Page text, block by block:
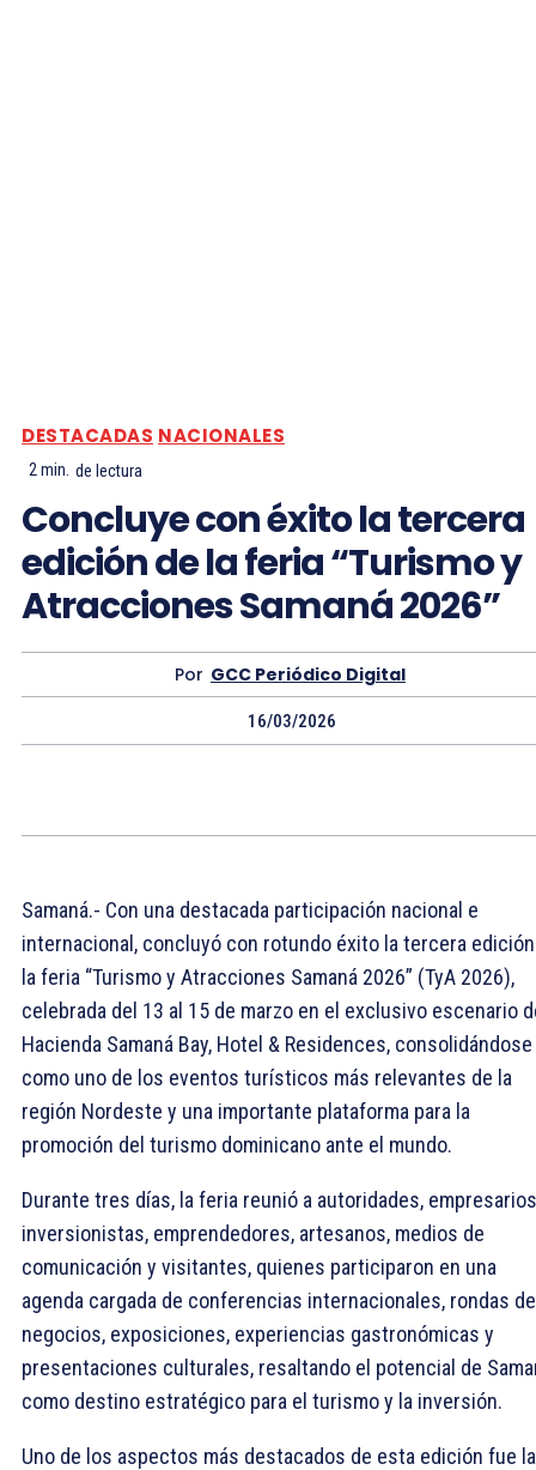
DESTACADAS NACIONALES
2min. de lectura
Concluye con éxito la tercera
edición de la feria “Turismo y
Atracciones Samaná 2026”
Por GCC Periódico Digital
16/03/2026
Samaná.- Con una destacada participación nacional e
internacional, concluyó con rotundo éxito la tercera
la feria “Turismo y Atracciones Samaná 2026” (TyA 2026),
celebrada del 13 al 15 de marzo en el exclusivo escenario
Hacienda Samaná Bay, Hotel & Residences, consolidándose
como uno de los eventos turísticos más relevantes de la
región Nordeste y una importante plataforma para la
promoción del turismo dominicano ante el mundo.
Durante tres días, la feria reunió a autoridades,
inversionistas, emprendedores, artesanos, medios de
comunicación y visitantes, quienes participaron en una
agenda cargada de conferencias internacionales, rondas de
negocios, exposiciones, experiencias gastronómicas y
presentaciones culturales, resaltando el potencial de
como destino estratégico para el turismo y la inversión.
Uno de los aspectos más destacados de esta edición fue la